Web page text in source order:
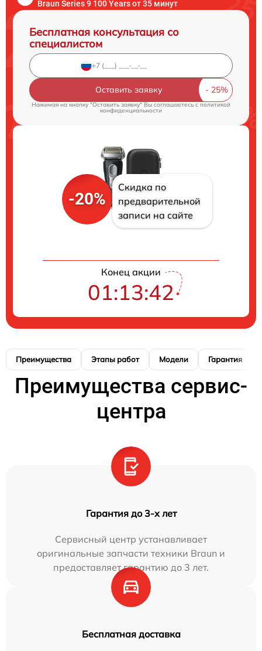
Braun Series 9 100 Years от 35 минут
Бесплатная консультация со
специалистом
Оставить заявку
Нажимая на кнопку "Оставить заявку" Вы соглашаетесь cполитикой
конфиденциальности
-20%
Скидка по
предварительной
записи на сайте
Конец акции
01:13:41
Преимущества Этапы работ Модели Гарантия
Преимущества сервис-
центра
Гарантия до 3-х лет
Сервисный центр устанавливает
оригинальные запчасти техники Braun и
предоставляет гарантию до 3 лет.
Бесплатная доставка